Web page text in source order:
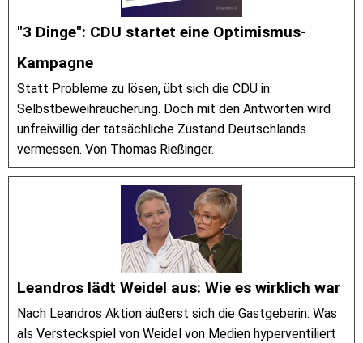
"3 Dinge": CDU startet eine Optimismus-
Kampagne
Statt Probleme zu lösen, übt sich die CDU in
Selbstbeweihräucherung. Doch mit den Antworten wird
unfreiwillig der tatsächliche Zustand Deutschlands
vermessen. Von Thomas Rießinger.
Leandros lädt Weidel aus: Wie es wirklich war
Nach Leandros Aktion äußerst sich die Gastgeberin: Was
als Versteckspiel von Weidel von Medien hyperventiliert